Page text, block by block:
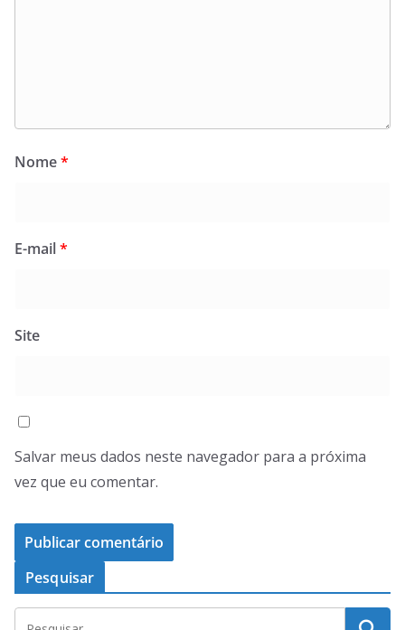
Nome*
E-mail*
Site
Salvar meus dados neste navegador para a próxima
vez que eu comentar.
Pesquisar